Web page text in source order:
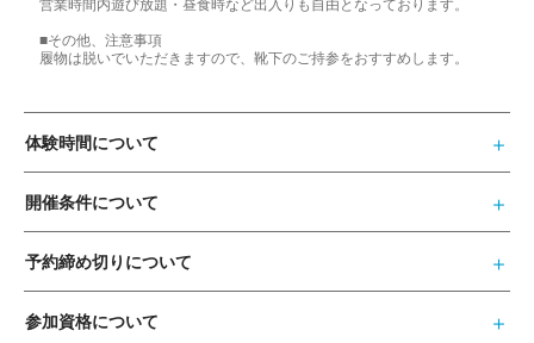
■その他、注意事項
履物は脱いでいただきますので、靴下のご持参をおすすめします。
体験時間について
開催条件について
予約締め切りについて
参加資格について